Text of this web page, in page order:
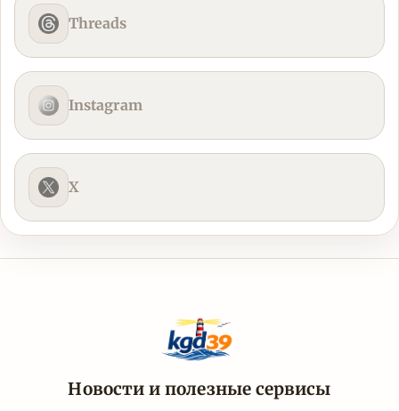
Threads
Instagram
X
Новости и полезные сервисы